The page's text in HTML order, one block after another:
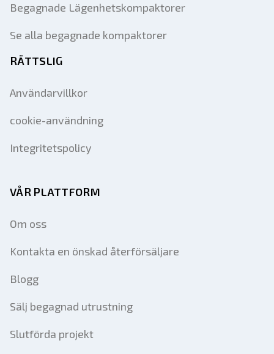
Begagnade Lägenhetskompaktorer
Se alla begagnade kompaktorer
RÄTTSLIG
Användarvillkor
cookie-användning
Integritetspolicy
VÅR PLATTFORM
Om oss
Kontakta en önskad återförsäljare
Blogg
Sälj begagnad utrustning
Slutförda projekt